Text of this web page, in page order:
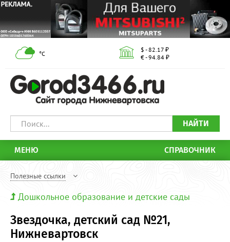
°С
$ - 82.17 ₽
€ - 94.84 ₽
НАЙТИ
МЕНЮ СПРАВОЧНИК
Полезные ссылки
Дошкольное образование и детские сады
Звездочка, детский сад №21,
Нижневартовск